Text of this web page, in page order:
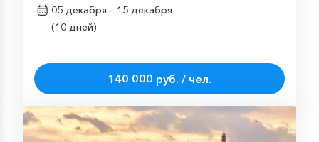
05 декабря— 15 декабря
(10 дней)
140 000 руб. / чел.